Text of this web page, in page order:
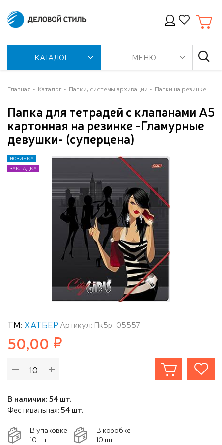
КАТАЛОГ МЕНЮ
Главная Каталог Папки, системы архивации Папки на резинке
Папка для тетрадей с клапанами А5
картонная на резинке -Гламурные
девушки- (суперцена)
НОВИНКА
ЗАКЛАДКА
НОВИНКА
ЗАКЛАДКА
ТМ: ХАТБЕР Артикул: Пк5р_05557
50,00
В наличии: 54 шт.
Фестивальная:54 шт.
В упаковке
10 шт.
В коробке
10 шт.